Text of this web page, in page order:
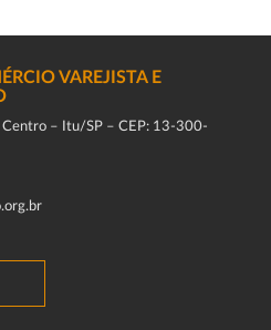
VAREJISTA E
– Itu/SP – CEP: 13-300-